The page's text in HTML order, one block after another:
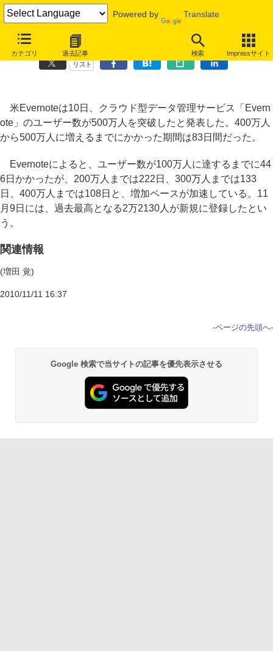
Powered by Translate
カテゴリ 過去記事 検索 Impressサイト
Evernoteが500万ユーザーを突破、83日間で100万人増
リスト
米Evernoteは10日、クラウド型データ管理サービス「Evern
ote」のユーザー数が500万人を突破したと発表した。400万人
から500万人に増えるまでにかかった期間は83日間だった。
Evernoteによると、ユーザー数が100万人に達するまでに44
6日かかったが、200万人までは222日、300万人までは133
日、400万人までは108日と、増加ペースが加速している。11
月9日には、過去最高となる2万2130人が新規に登録したとい
う。
関連情報
(増田 覚)
2010/11/11 16:37
-ページの先頭へ-
Google 検索で当サイトの記事を優先表示させる